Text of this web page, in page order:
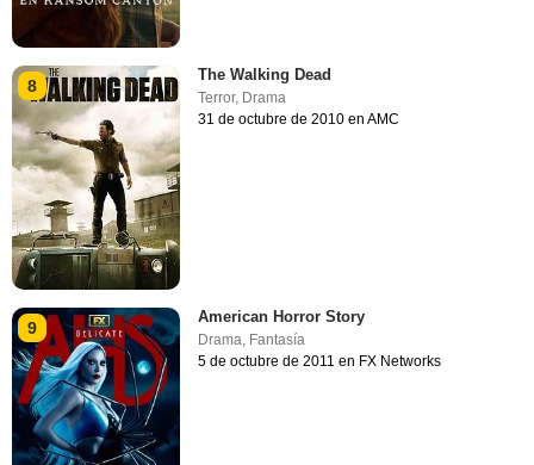
8
The Walking Dead
Terror, Drama
31 de octubre de 2010 en AMC
9
American Horror Story
Drama, Fantasía
5 de octubre de 2011 en FX Networks